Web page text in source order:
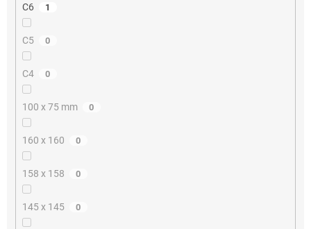
C6 1
C5 0
C4 0
100 x 75 mm 0
160 x 160 0
158 x 158 0
145 x 145 0